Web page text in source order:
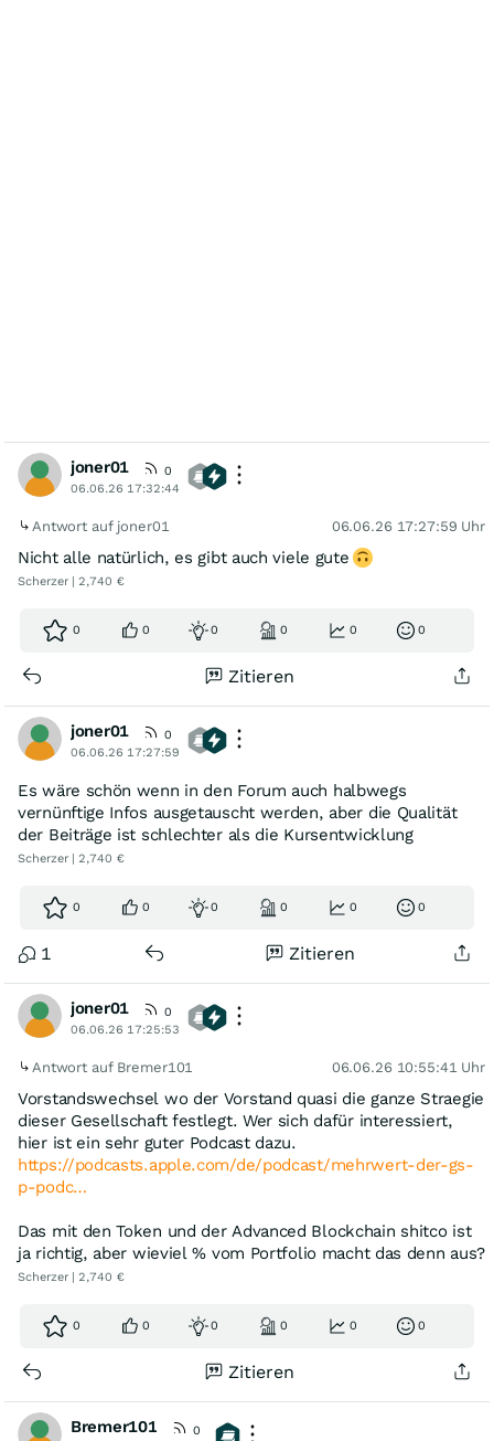
joner01
0
06.06.26 17:32:44
Antwort auf joner01 06.06.26 17:27:59 Uhr
Nicht alle natürlich, es gibt auch viele gute
Scherzer | 2,740 €
0 0 0 0 0 0
Zitieren
joner01
0
06.06.26 17:27:59
Es wäre schön wenn in den Forum auch halbwegs
vernünftige Infos ausgetauscht werden, aber die Qualität
der Beiträge ist schlechter als die Kursentwicklung
Scherzer | 2,740 €
0 0 0 0 0 0
1 Zitieren
joner01
0
06.06.26 17:25:53
Antwort auf Bremer101 06.06.26 10:55:41 Uhr
Vorstandswechsel wo der Vorstand quasi die ganze Straegie
dieser Gesellschaft festlegt. Wer sich dafür interessiert,
hier ist ein sehr guter Podcast dazu.
https://podcasts.apple.com/de/podcast/mehrwert-der-gs-
p-podc…
Das mit den Token und der Advanced Blockchain shitco ist
ja richtig, aber wieviel % vom Portfolio macht das denn aus?
Scherzer | 2,740 €
0 0 0 0 0 0
Zitieren
Bremer101
0